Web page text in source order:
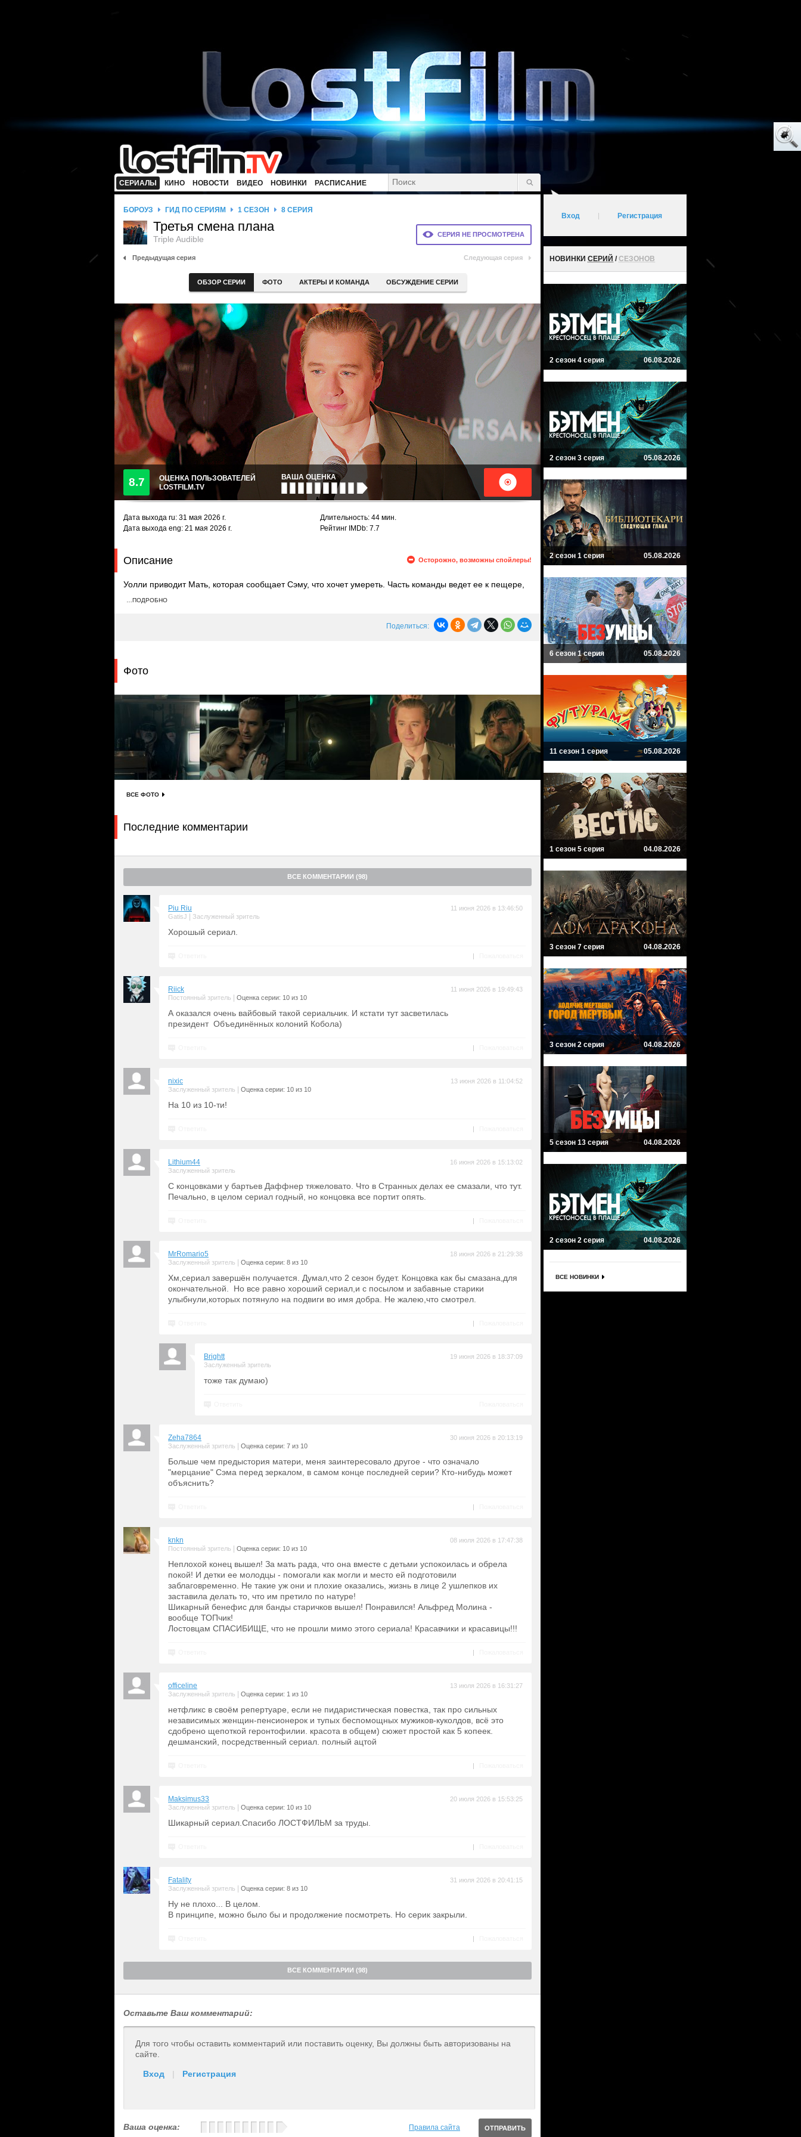
СЕРИАЛЫ КИНО НОВОСТИ ВИДЕО НОВИНКИ РАСПИСАНИЕ
СЕРИЯ НЕ ПРОСМОТРЕНА
БОРОУЗ ГИД ПО СЕРИЯМ 1 СЕЗОН 8 СЕРИЯ
Третья смена плана
Triple Audible
Предыдущая серия Следующая серия
ОБЗОР СЕРИИ ФОТО АКТЕРЫ И КОМАНДА ОБСУЖДЕНИЕ СЕРИИ
8.7
ОЦЕНКА ПОЛЬЗОВАТЕЛЕЙ
LOSTFILM.TV
ВАША ОЦЕНКА
Дата выхода ru: 31 мая 2026 г.
Дата выхода eng: 21 мая 2026 г.
Длительность: 44 мин.
Рейтинг IMDb: 7.7
Осторожно, возможны спойлеры!
Описание
Уолли приводит Мать, которая сообщает Сэму, что хочет умереть. Часть команды ведет ее к пещере,
пока Арт и Джуди остаются, чтобы задержать Шоу. Арт вынужден сообщить Аннелиз, где находится
…ПОДРОБНО
Поделиться:
Фото
ВСЕ ФОТО
Последние комментарии
ВСЕ КОММЕНТАРИИ (98)
Piu Riu
GatisJ Заслуженный зритель
11 июня 2026 в 13:46:50
Хорошый сериал.
|
Riick
Постоянный зритель Оценка серии: 10 из 10
11 июня 2026 в 19:49:43
А оказался очень вайбовый такой сериальчик. И кстати тут засветилась
президент Объединённых колоний Кобола)
|
nixic
Заслуженный зритель Оценка серии: 10 из 10
13 июня 2026 в 11:04:52
На 10 из 10-ти!
|
Lithium44
Заслуженный зритель
16 июня 2026 в 15:13:02
С концовками у бартьев Даффнер тяжеловато. Что в Странных делах ее смазали, что тут.
Печально, в целом сериал годный, но концовка все портит опять.
|
MrRomario5
Заслуженный зритель Оценка серии: 8 из 10
18 июня 2026 в 21:29:38
Хм,сериал завершён получается. Думал,что 2 сезон будет. Концовка как бы смазана,для
окончательной. Но все равно хороший сериал,и с посылом и забавные старики
улыбнули,которых потянуло на подвиги во имя добра. Не жалею,что смотрел.
|
Brightt
Заслуженный зритель
19 июня 2026 в 18:37:09
тоже так думаю)
Zeha7864
Заслуженный зритель Оценка серии: 7 из 10
30 июня 2026 в 20:13:19
Больше чем предыстория матери, меня заинтересовало другое - что означало
"мерцание" Сэма перед зеркалом, в самом конце последней серии? Кто-нибудь может
объяснить?
|
knkn
Постоянный зритель Оценка серии: 10 из 10
08 июля 2026 в 17:47:38
Неплохой конец вышел! За мать рада, что она вместе с детьми успокоилась и обрела
покой! И детки ее молодцы - помогали как могли и место ей подготовили
заблаговременно. Не такие уж они и плохие оказались, жизнь в лице 2 ушлепков их
заставила делать то, что им претило по натуре!
Шикарный бенефис для банды старичков вышел! Понравился! Альфред Молина -
вообще ТОПчик!
Лостовцам СПАСИБИЩЕ, что не прошли мимо этого сериала! Красавчики и красавицы!!!
|
officeline
Заслуженный зритель Оценка серии: 1 из 10
13 июля 2026 в 16:31:27
нетфликс в своём репертуаре, если не пидаристическая повестка, так про сильных
независимых женщин-пенсионерок и тупых беспомощных мужиков-куколдов, всё это
сдобрено щепоткой геронтофилии. красота в общем) сюжет простой как 5 копеек.
дешманский, посредственный сериал. полный ацтой
|
Maksimus33
Заслуженный зритель Оценка серии: 10 из 10
20 июля 2026 в 15:53:25
Шикарный сериал.Спасибо ЛОСТФИЛЬМ за труды.
|
Fatality
Заслуженный зритель Оценка серии: 8 из 10
31 июля 2026 в 20:41:15
Ну не плохо... В целом.
В принципе, можно было бы и продолжение посмотреть. Но серик закрыли.
|
ВСЕ КОММЕНТАРИИ (98)
Оставьте Ваш комментарий:
Для того чтобы оставить комментарий или поставить оценку, Вы должны быть авторизованы на
сайте.
Вход | Регистрация
Ваша оценка: Правила сайта
Вход Регистрация
НОВИНКИ СЕРИЙ /СЕЗОНОВ
2 сезон 4 серия 06.08.2026
2 сезон 3 серия 05.08.2026
2 сезон 1 серия 05.08.2026
6 сезон 1 серия 05.08.2026
11 сезон 1 серия 05.08.2026
1 сезон 5 серия 04.08.2026
3 сезон 7 серия 04.08.2026
3 сезон 2 серия 04.08.2026
5 сезон 13 серия 04.08.2026
2 сезон 2 серия 04.08.2026
ВСЕ НОВИНКИ